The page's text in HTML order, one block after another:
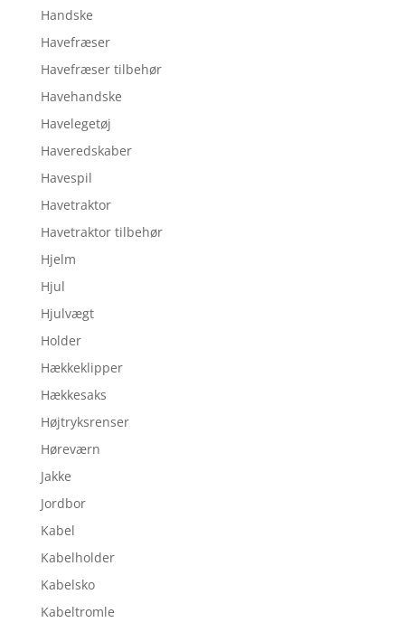
Handske
Havefræser
Havefræser tilbehør
Havehandske
Havelegetøj
Haveredskaber
Havespil
Havetraktor
Havetraktor tilbehør
Hjelm
Hjul
Hjulvægt
Holder
Hækkeklipper
Hækkesaks
Højtryksrenser
Høreværn
Jakke
Jordbor
Kabel
Kabelholder
Kabelsko
Kabeltromle